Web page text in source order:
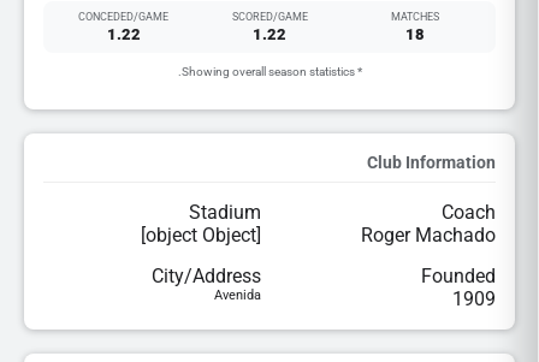
MATCHES
18
SCORED/GAME
1.22
CONCEDED/GAME
1.22
* Showing overall season statistics.
Club Information
Coach
Roger Machado
Stadium
[object Object]
Founded
1909
City/Address
Avenida